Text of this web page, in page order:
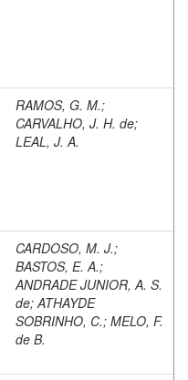
RAMOS, G. M.;
CARVALHO, J. H. de;
LEAL, J. A.
CARDOSO, M. J.;
BASTOS, E. A.;
ANDRADE JUNIOR, A. S.
de; ATHAYDE
SOBRINHO, C.; MELO, F.
de B.